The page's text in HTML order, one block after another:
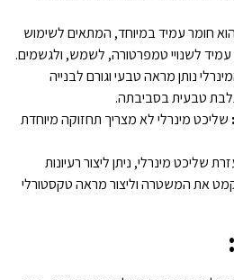
חומר עמיד במיוחד, המתאים לשימוש
עמיד לשנויי טמפרטורה, לשמש, ולגשמים.
נותן מראה טבעי וגורם לבנייה
טבעית בסביבתה.
שליכט מינרלי לא מצריך תחזוקה מיוחדת
שליכט מינרלי, ניתן ליצור רעיונות
את המשטרה וליצור מראה טקסטורלי